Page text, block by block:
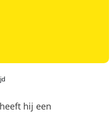
hij een